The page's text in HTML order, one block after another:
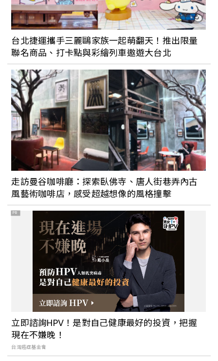
台北捷運攜手三麗鷗家族一起萌翻天！推出限量
聯名商品、打卡點與彩繪列車遨遊大台北
走訪曼谷咖啡廳：探索臥佛寺、唐人街巷弄內古
風藝術咖啡店，感受超越想像的風格撞擊
PR
立即諮詢HPV！是對自己健康最好的投資，把握
現在不嫌晚！
台灣癌症基金會